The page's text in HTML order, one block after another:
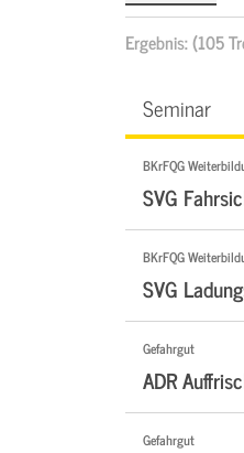
Ergebnis:(105
Seminar
BKrFQG
SVG
BKrFQG
SVG
Gefahrgut
ADR
Gefahrgut